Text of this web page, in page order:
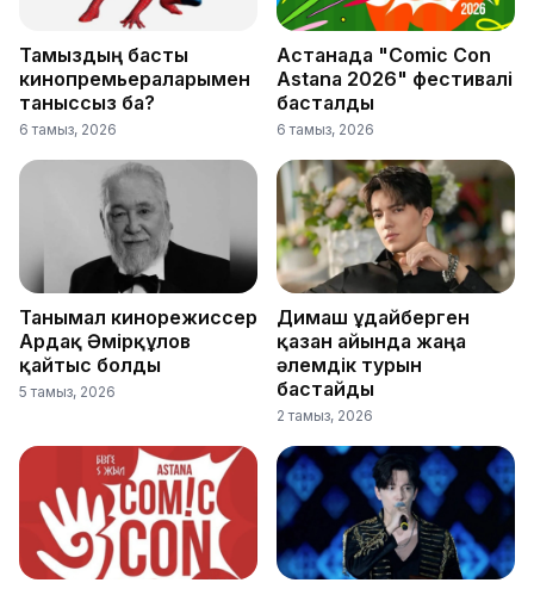
Тамыздың басты
кинопремьераларымен
таныссыз ба?
6 тамыз, 2026
Астанада "Comic Con
Astana 2026" фестивалі
басталды
6 тамыз, 2026
Танымал кинорежиссер
Ардақ Әмірқұлов
қайтыс болды
5 тамыз, 2026
Димаш Құдайберген
қазан айында жаңа
әлемдік турын
бастайды
2 тамыз, 2026